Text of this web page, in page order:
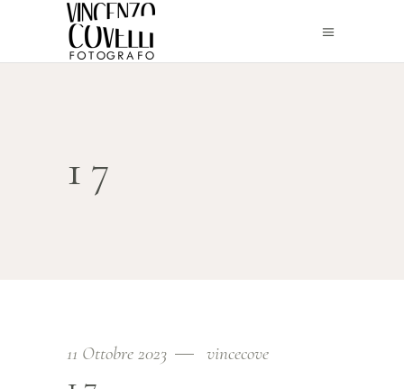
17
11 Ottobre 2023 vincecove